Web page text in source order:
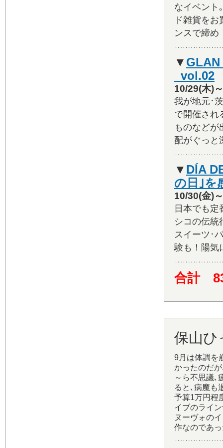
なイベント
ド雑貨を
ンスで締め
▼ GLAN
_vol.02
10/29(木)
我が地元･
で開催され
ものなどが
配がぐっと
▼ DÍA
の日｣を
10/30(金)
日本でも
シコの伝統
スイーツ･
験も！陽気
合計
保山ひ
9月は体調を
かったのだ
～ら不思議､
ると､病魔も
予算1万円程
イブのライ
ヌーヴォの
作なのであ